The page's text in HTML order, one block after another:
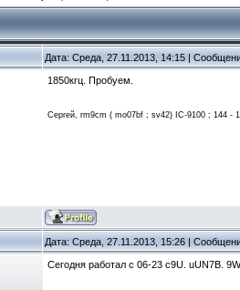
Дата: Среда, 27.11.2013, 14:15 |
1850кгц. Пробуем.
Сергей, rm9cm ( mo07bf ; sv42) IC-9100 ; 144 -
Дата: Среда, 27.11.2013, 15:26 |
Cегодня работал с 06-23 с9U. uUN7B.